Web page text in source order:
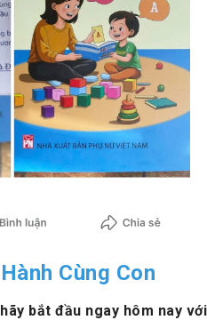
Cùng Con
bắt đầu ngay hôm nay